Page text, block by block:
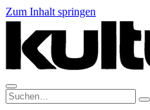
Zum Inhalt springen
Suche: